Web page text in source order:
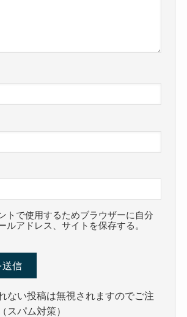
トで使用するためブラウザーに自分
ルアドレス、サイトを保存する。
ない投稿は無視されますのでご注
スパム対策）